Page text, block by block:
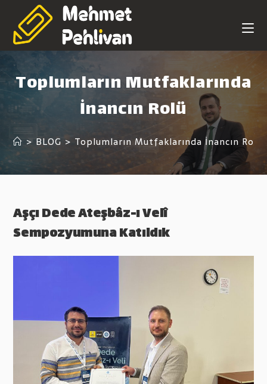
content
Toplumların Mutfaklarında
İnancın Rolü
> BLOG > Toplumların Mutfaklarında İnancın Rolü
Aşçı Dede Ateşbâz-ı Velî
Sempozyumuna Katıldık